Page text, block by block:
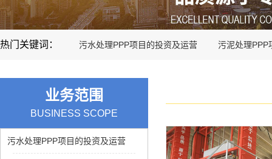
热门关键词： 污水处理PPP项目的投资及运营 污泥处理PPP
业务范围
BUSINESS SCOPE
污水处理PPP项目的投资及运营